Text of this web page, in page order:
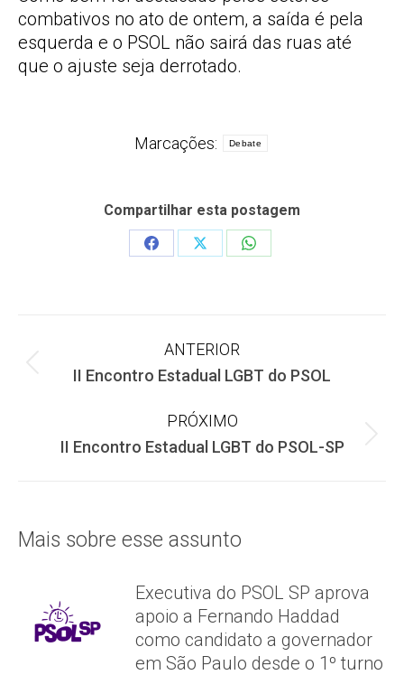
combativos no ato de ontem, a saída é pela
esquerda e o PSOL não sairá das ruas até
que o ajuste seja derrotado.
Marcações: Debate
Compartilhar esta postagem
Share
Share
Share
Navegação
post:
ANTERIOR
Post
II Encontro Estadual LGBT do PSOL
PRÓXIMO
Próximo
II Encontro Estadual LGBT do PSOL-SP
Mais sobre esse assunto
Executiva do PSOL SP aprova
apoio a Fernando Haddad
como candidato a governador
em São Paulo desde o 1º turno